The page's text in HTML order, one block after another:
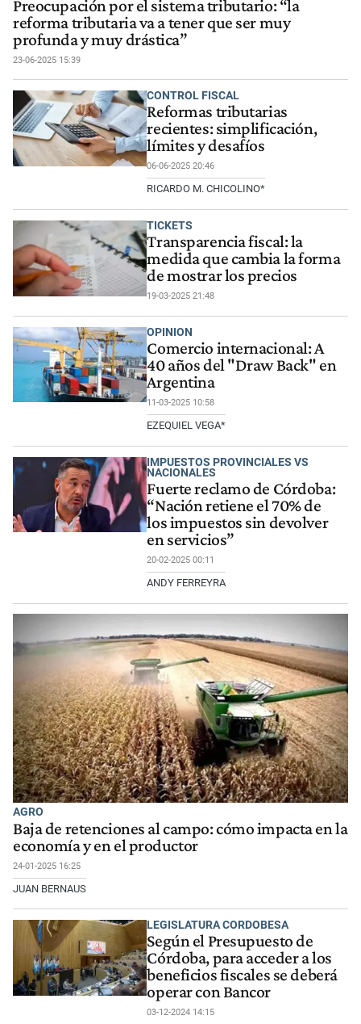
Preocupación por el sistema tributario: “la
reforma tributaria va a tener que ser muy
profunda y muy drástica”
23-06-2025 15:39
CONTROL FISCAL
Reformas tributarias
recientes: simplificación,
límites y desafíos
06-06-2025 20:46
RICARDO M. CHICOLINO*
TICKETS
Transparencia fiscal: la
medida que cambia la forma
de mostrar los precios
19-03-2025 21:48
OPINION
Comercio internacional: A
40 años del "Draw Back" en
Argentina
11-03-2025 10:58
EZEQUIEL VEGA*
IMPUESTOS PROVINCIALES VS
NACIONALES
Fuerte reclamo de Córdoba:
“Nación retiene el 70% de
los impuestos sin devolver
en servicios”
20-02-2025 00:11
ANDY FERREYRA
AGRO
Baja de retenciones al campo: cómo impacta en la
economía y en el productor
24-01-2025 16:25
JUAN BERNAUS
LEGISLATURA CORDOBESA
Según el Presupuesto de
Córdoba, para acceder a los
beneficios fiscales se deberá
operar con Bancor
03-12-2024 14:15